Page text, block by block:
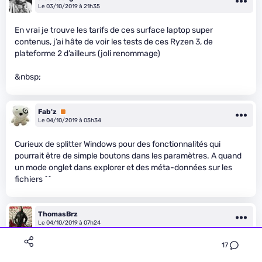
17
Le 03/10/2019 à 21h35
En vrai je trouve les tarifs de ces surface laptop super
contenus, j’ai hâte de voir les tests de ces Ryzen 3, de
plateforme 2 d’ailleurs (joli renommage)
&nbsp;
Fab'z
Premium
Le 04/10/2019 à 05h34
Curieux de splitter Windows pour des fonctionnalités qui
pourrait être de simple boutons dans les paramètres. A quand
un mode onglet dans explorer et des méta-données sur les
fichiers ^^
ThomasBrz
Le 04/10/2019 à 07h24
Je crois que le travail sur les onglets au niveau de la recherche